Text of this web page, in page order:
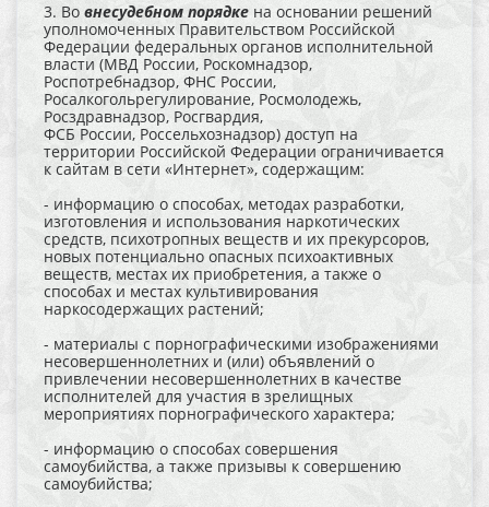
3. Во внесудебном порядке на основании решений
уполномоченных Правительством Российской
Федерации федеральных органов исполнительной
власти (МВД России, Роскомнадзор,
Роспотребнадзор, ФНС России,
Росалкогольрегулирование, Росмолодежь,
Росздравнадзор, Росгвардия,
ФСБ России, Россельхознадзор) доступ на
территории Российской Федерации ограничивается
к сайтам в сети «Интернет», содержащим:
- информацию о способах, методах разработки,
изготовления и использования наркотических
средств, психотропных веществ и их прекурсоров,
новых потенциально опасных психоактивных
веществ, местах их приобретения, а также о
способах и местах культивирования
наркосодержащих растений;
- материалы с порнографическими изображениями
несовершеннолетних и (или) объявлений о
привлечении несовершеннолетних в качестве
исполнителей для участия в зрелищных
мероприятиях порнографического характера;
- информацию о способах совершения
самоубийства, а также призывы к совершению
самоубийства;